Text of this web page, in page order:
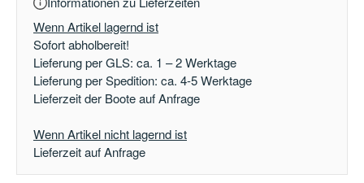
Wenn Artikel lagernd ist
Sofort abholbereit!
Lieferung per GLS: ca. 1 – 2 Werktage
Lieferung per Spedition: ca. 4-5 Werktage
Lieferzeit der Boote auf Anfrage
Wenn Artikel nicht lagernd ist
Lieferzeit auf Anfrage